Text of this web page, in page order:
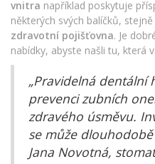
vnitra například poskytuje
některých svých balíčků,
zdravotní pojišťovna. Je
nabídky, abyste našli tu, která
„Pravidelná dentální
prevenci zubních
zdravého úsměvu.
se může
Jana Novotná,